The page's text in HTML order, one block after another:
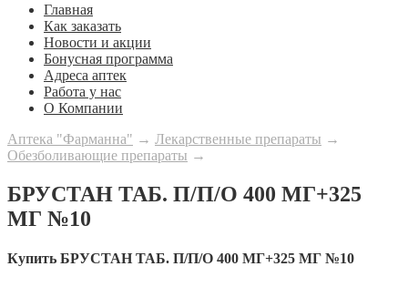
Главная
Как заказать
Новости и акции
Бонусная программа
Адреса аптек
Работа у нас
О Компании
Аптека "Фарманна" → Лекарственные препараты →
Обезболивающие препараты →
БРУСТАН ТАБ. П/П/О 400 МГ+325
МГ №10
Купить БРУСТАН ТАБ. П/П/О 400 МГ+325 МГ №10